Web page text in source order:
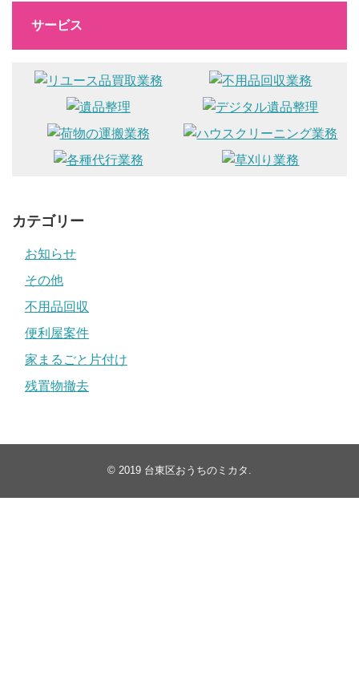
サービス
カテゴリー
お知らせ
その他
不用品回収
便利屋案件
家まるごと片付け
残置物撤去
© 2019 台東区おうちのミカタ .